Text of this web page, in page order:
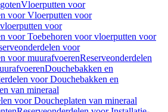
Vloerputten voor
voor Vloerputten voor
voor
voor Toebehoren voor vloerputten voor
voor
voor muurafvoerenReserveonderdelen
Douchebakken en
voor Douchebakken en
van mineraal
voor Doucheplaten van mineraal